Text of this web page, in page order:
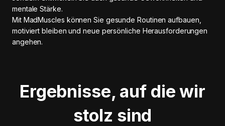
mentale Stärke.
Mit MadMuscles können Sie gesunde Routinen aufbauen,
motiviert bleiben und neue persönliche Herausforderungen
angehen.
Ergebnisse, auf die wir
stolz sind